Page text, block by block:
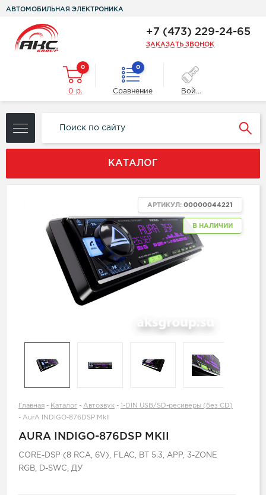
АВТОМОБИЛЬНАЯ ЭЛЕКТРОНИКА
+7 (473) 229-24-65
ЗАКАЗАТЬ ЗВОНОК
0
0 р.
0
Сравнение Войти
КАТАЛОГ
В НАЛИЧИИ
АРТИКУЛ: 00000044221
Главная - Каталог - Автозвук -
1-DIN USB/SD-ресиверы (без CD)
- AurA INDIGO-876DSP MkII
AURA INDIGO-876DSP MKII
CORE-DSP (8 RCA, 6V), FLAC, BT 5.3, APP, 3-ZONE
RGB, D-SWC, ДУ